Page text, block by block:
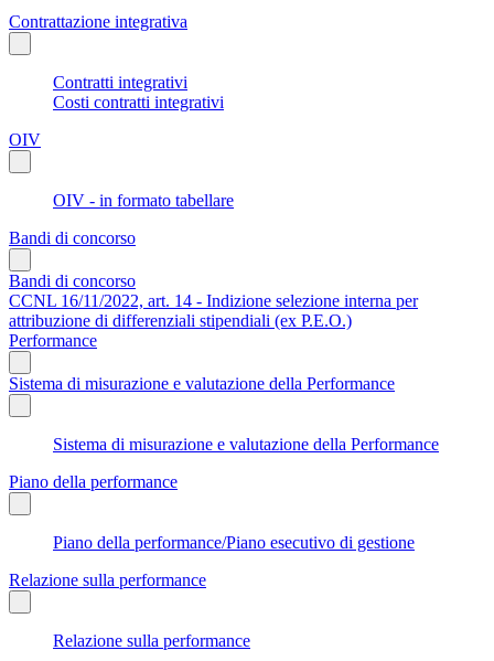
Contrattazione integrativa
Contratti integrativi
Costi contratti integrativi
OIV
OIV - in formato tabellare
Bandi di concorso
Bandi di concorso
CCNL 16/11/2022, art. 14 - Indizione selezione interna per
attribuzione di differenziali stipendiali (ex P.E.O.)
Performance
Sistema di misurazione e valutazione della Performance
Sistema di misurazione e valutazione della Performance
Piano della performance
Piano della performance/Piano esecutivo di gestione
Relazione sulla performance
Relazione sulla performance